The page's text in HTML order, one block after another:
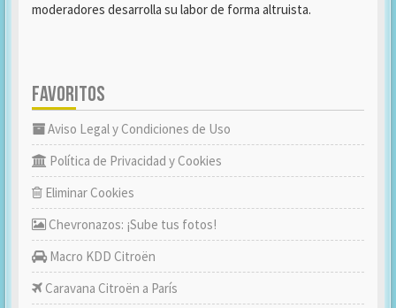
moderadores desarrolla su labor de forma altruista.
FAVORITOS
Aviso Legal y Condiciones de Uso
Política de Privacidad y Cookies
Eliminar Cookies
Chevronazos: ¡Sube tus fotos!
Macro KDD Citroën
Caravana Citroën a París